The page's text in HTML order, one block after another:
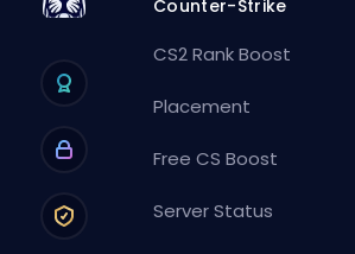
Counter-Strike
CS2 Rank Boost
Placement
Free CS Boost
Server Status